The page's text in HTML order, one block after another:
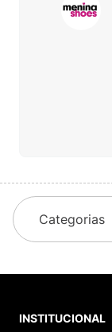
Categorias
INSTITUCIONAL